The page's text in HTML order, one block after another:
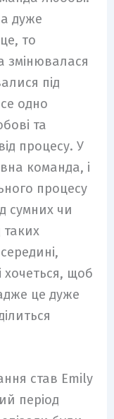
дуже
то
змінювалася
під
одно
та
процесу. У
команда, і
процесу
сумних чи
таких
хочеться, щоб
це дуже
став Emily
період